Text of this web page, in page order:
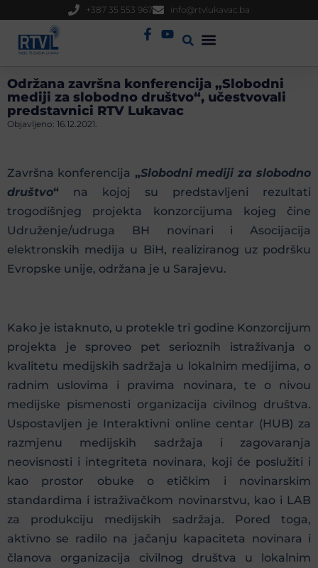
+387 35 553 967 info@rtvlukavac.ba
Održana završna konferencija „Slobodni
mediji za slobodno društvo“, učestvovali
predstavnici RTV Lukavac
Objavljeno: 16.12.2021.
Završna konferencija „Slobodni mediji za slobodno
društvo“ na kojoj su predstavljeni rezultati
trogodišnjeg projekta konzorcijuma kojeg čine
Udruženje/udruga BH novinari i Asocijacija
elektronskih medija u BiH, realiziranog uz podršku
Evropske unije, održana je u Sarajevu.
Kako je istaknuto, u protekle tri godine Konzorcijum
projekta je sproveo pet serioznih istraživanja o
kvalitetu medijskih sadržaja u lokalnim medijima, o
radnim uslovima i pravima novinara, te o nivou
medijske pismenosti organizacija civilnog društva.
Uspostavljen je Interaktivni online centar (HUB) za
razmjenu medijskih sadržaja i zagovaranja
neovisnosti i integriteta novinara, koji će poslužiti i
kao prostor obuke o etičkim i novinarskim
standardima i istraživačkom novinarstvu, kao i LAB
za produkciju medijskih sadržaja. Pored toga,
aktivno se radilo na jačanju kapaciteta novinara i
članova organizacija civilnog društva u lokalnim